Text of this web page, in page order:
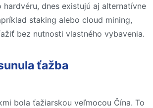
hardvéru, dnes existujú aj alternatívne
staking alebo cloud mining,
bez nutnosti vlastného vybavenia.
ťažba
bola ťažiarskou veľmocou Čína. To